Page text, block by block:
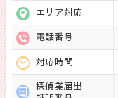
エリア対応
電話番号
対応時間
探偵業届出